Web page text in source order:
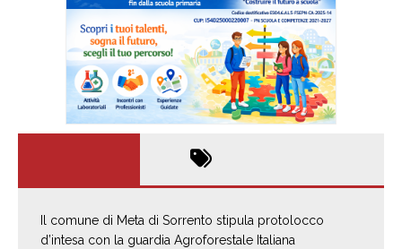
Il comune di Meta di Sorrento stipula protolocco
d’intesa con la guardia Agroforestale Italiana